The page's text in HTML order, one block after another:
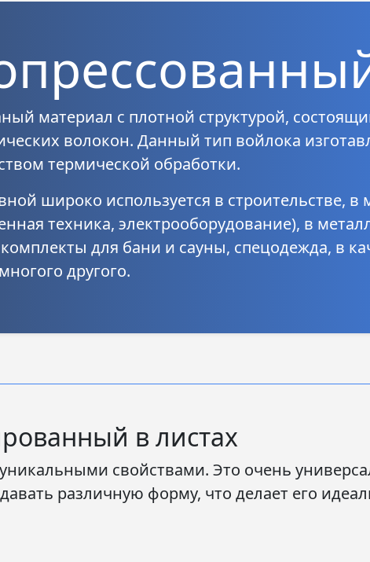
материал с плотной структурой,
волокон. Данный тип войлока
термической обработки.
широко используется в строительстве,
техника, электрооборудование), в
для бани и сауны, спецодежда, в
другого.
в листах
свойствами. Это очень
различную форму, что делает его